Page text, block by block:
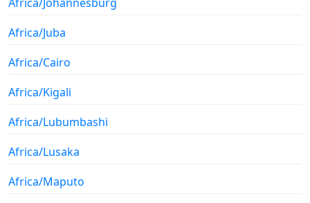
Africa/Juba
Africa/Cairo
Africa/Kigali
Africa/Lubumbashi
Africa/Lusaka
Africa/Maputo